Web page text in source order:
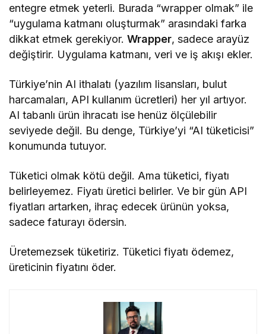
entegre etmek yeterli. Burada “wrapper olmak” ile
“uygulama katmanı oluşturmak” arasındaki farka
dikkat etmek gerekiyor.Wrapper, sadece arayüz
değiştirir. Uygulama katmanı, veri ve iş akışı ekler.
Türkiye’nin AI ithalatı (yazılım lisansları, bulut
harcamaları, API kullanım ücretleri) her yıl artıyor.
AI tabanlı ürün ihracatı ise henüz ölçülebilir
seviyede değil. Bu denge, Türkiye’yi “AI tüketicisi”
konumunda tutuyor.
Tüketici olmak kötü değil. Ama tüketici, fiyatı
belirleyemez. Fiyatı üretici belirler. Ve bir gün API
fiyatları artarken, ihraç edecek ürünün yoksa,
sadece faturayı ödersin.
Üretemezsek tüketiriz. Tüketici fiyatı ödemez,
üreticinin fiyatını öder.